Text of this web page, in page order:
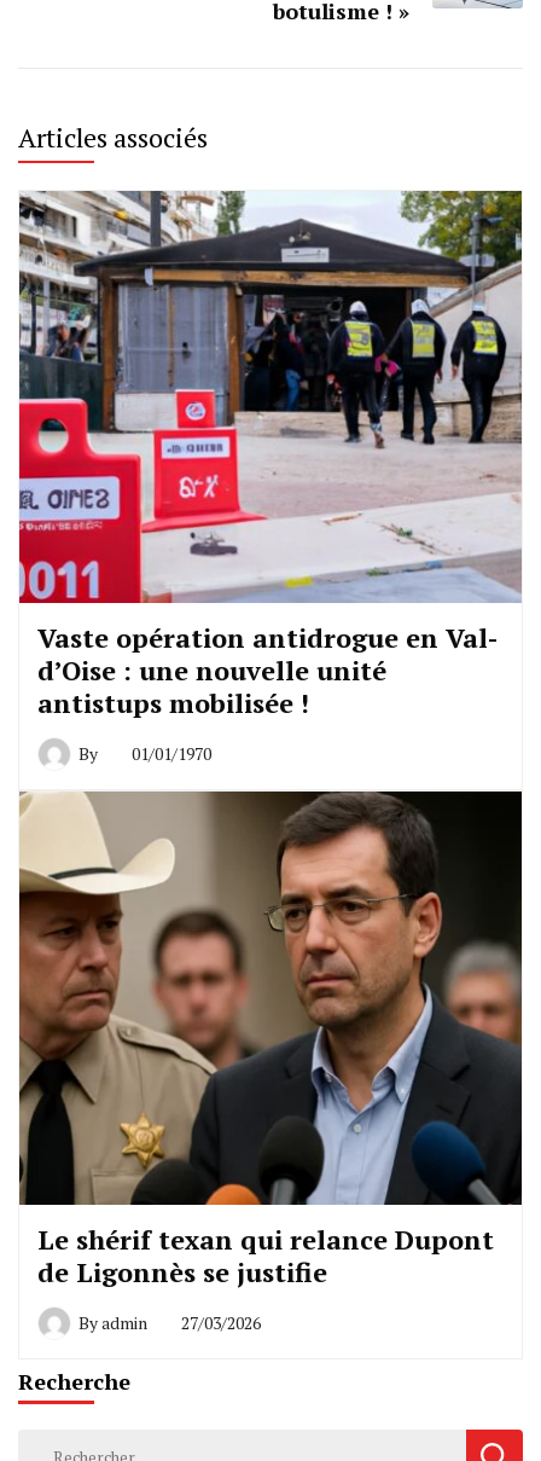
botulisme ! »
Articles associés
Vaste opération antidrogue en Val-
d’Oise : une nouvelle unité
antistups mobilisée !
By 01/01/1970
Le shérif texan qui relance Dupont
de Ligonnès se justifie
Byadmin 27/03/2026
Recherche
Rechercher :